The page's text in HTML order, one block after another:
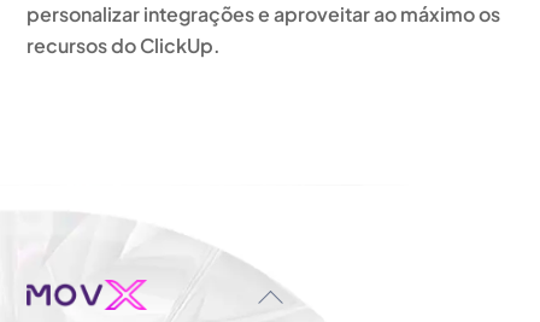
personalizar integrações e aproveitar ao máximo os
recursos do ClickUp.
BACK